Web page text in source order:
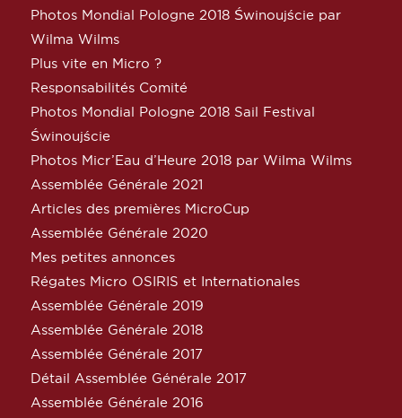
Photos Mondial Pologne 2018 Świnoujście par
Wilma Wilms
Plus vite en Micro ?
Responsabilités Comité
Photos Mondial Pologne 2018 Sail Festival
Świnoujście
Photos Micr’Eau d’Heure 2018 par Wilma Wilms
Assemblée Générale 2021
Articles des premières MicroCup
Assemblée Générale 2020
Mes petites annonces
Régates Micro OSIRIS et Internationales
Assemblée Générale 2019
Assemblée Générale 2018
Assemblée Générale 2017
Détail Assemblée Générale 2017
Assemblée Générale 2016